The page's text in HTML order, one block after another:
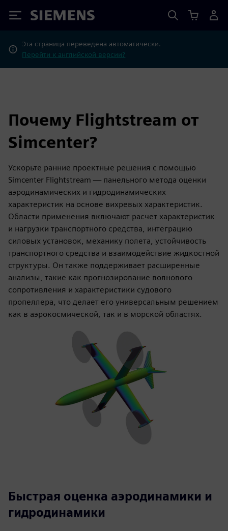
Siemens
Эта страница переведена автоматически.
Перейти к английской версии?
Почему Flightstream от
Simcenter?
Ускорьте ранние проектные решения с помощью
Simcenter Flightstream — панельного метода оценки
аэродинамических и гидродинамических
характеристик на основе вихревых характеристик.
Области применения включают расчет характеристик
и нагрузки транспортного средства, интеграцию
силовых установок, механику полета, устойчивость
транспортного средства и взаимодействие жидкостной
структуры. Он также поддерживает расширенные
анализы, такие как прогнозирование волнового
сопротивления и характеристики судового
пропеллера, что делает его универсальным решением
как в аэрокосмической, так и в морской областях.
Быстрая оценка аэродинамики и
гидродинамики